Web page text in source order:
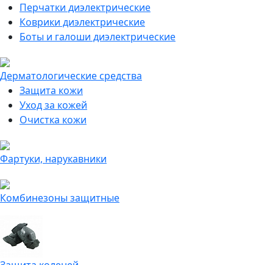
Перчатки диэлектрические
Коврики диэлектрические
Боты и галоши диэлектрические
Дерматологические средства
Защита кожи
Уход за кожей
Очистка кожи
Фартуки, нарукавники
Комбинезоны защитные